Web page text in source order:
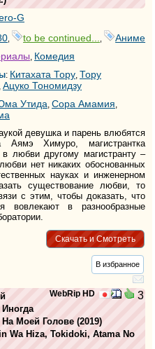
G
to be continued...
Аниме
, Комедия
: Китахата Тору, Тору
, Ацуко Тономидзу
Утида, Сора Амамия,
девушка и парень влюбятся
Химуро, магистрантка
в любви другому магистранту –
нет никаких обоснованных
науках и инженерном
существование любви, то
с этим, чтобы доказать, что
в разнообразные
Скачать и Смотреть
В избранное
WebRip HD 3
Моей Голове (2019)
Wa Hiza, Tokidoki, Atama No